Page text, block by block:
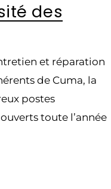
des
et réparation
de Cuma, la
postes
toute l’année